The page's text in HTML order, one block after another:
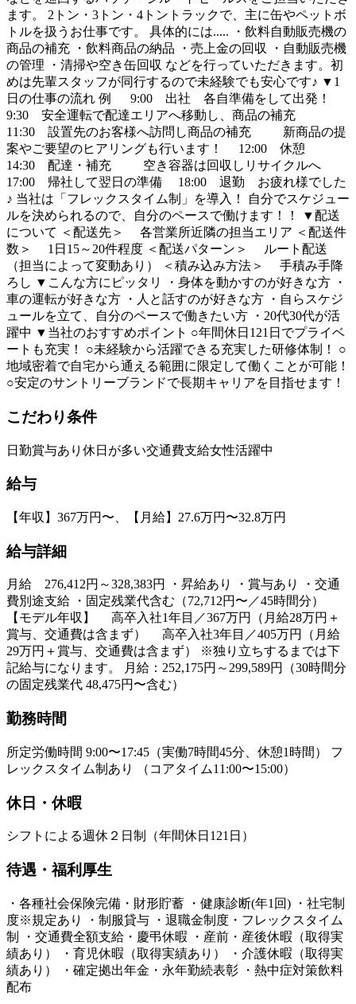
ます。 2トン・3トン・4トントラックで、主に缶やペットボ
トルを扱うお仕事です。 具体的には..... ・飲料自動販売機の
商品の補充 ・飲料商品の納品 ・売上金の回収 ・自動販売機
の管理 ・清掃や空き缶回収 などを行っていただきます。初
めは先輩スタッフが同行するので未経験でも安心です♪ ▼1
日の仕事の流れ 例 9:00 出社 各自準備をして出発！
9:30 安全運転で配達エリアへ移動し、商品の補充
11:30 設置先のお客様へ訪問し商品の補充 新商品の提
案やご要望のヒアリングも行います！ 12:00 休憩
14:30 配達・補充 空き容器は回収しリサイクルへ
17:00 帰社して翌日の準備 18:00 退勤 お疲れ様でした
♪ 当社は「フレックスタイム制」を導入！ 自分でスケジュー
ルを決められるので、自分のペースで働けます！！ ▼配送
について ＜配送先＞ 各営業所近隣の担当エリア ＜配送件
数＞ 1日15～20件程度 ＜配送パターン＞ ルート配送
（担当によって変動あり） ＜積み込み方法＞ 手積み手降
ろし ▼こんな方にピッタリ ・身体を動かすのが好きな方 ・
車の運転が好きな方 ・人と話すのが好きな方 ・自らスケジ
ュールを立て、自分のペースで働きたい方 ・20代30代が活
躍中 ▼当社のおすすめポイント ○年間休日121日でプライベ
ートも充実！ ○未経験から活躍できる充実した研修体制！ ○
地域密着で自宅から通える範囲に限定して働くことが可能！
○安定のサントリーブランドで長期キャリアを目指せます！
こだわり条件
日勤賞与あり 休日が多い交通費支給女性活躍中
給与
【年収】367万円〜、【月給】27.6万円〜32.8万円
給与詳細
月給 276,412円～328,383円 ・昇給あり ・賞与あり ・交通
費別途支給 ・固定残業代含む（72,712円〜／45時間分）
【モデル年収】 高卒入社1年目／367万円（月給28万円＋
賞与、交通費は含まず） 高卒入社3年目／405万円（月給
29万円＋賞与、交通費は含まず） ※独り立ちするまでは下
記給与になります。 月給：252,175円～299,589円（30時間分
の固定残業代 48,475円〜含む）
勤務時間
所定労働時間 9:00〜17:45（実働7時間45分、休憩1時間） フ
レックスタイム制あり （コアタイム11:00〜15:00）
休日・休暇
シフトによる週休２日制（年間休日121日）
待遇・福利厚生
・各種社会保険完備・財形貯蓄 ・健康診断(年1回) ・社宅制
度※規定あり ・制服貸与 ・退職金制度・フレックスタイム
制 ・交通費全額支給・慶弔休暇 ・産前・産後休暇（取得実
績あり） ・育児休暇（取得実績あり） ・介護休暇（取得実
績あり） ・確定拠出年金・永年勤続表彰 ・熱中症対策飲料
配布​